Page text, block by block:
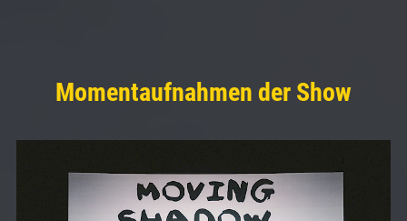
Momentaufnahmen der Show